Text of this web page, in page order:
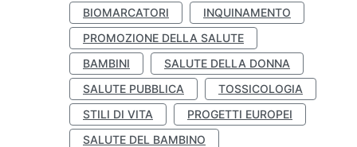
BIOMARCATORI
INQUINAMENTO
PROMOZIONE DELLA SALUTE
BAMBINI
SALUTE DELLA DONNA
SALUTE PUBBLICA
TOSSICOLOGIA
STILI DI VITA
PROGETTI EUROPEI
SALUTE DEL BAMBINO